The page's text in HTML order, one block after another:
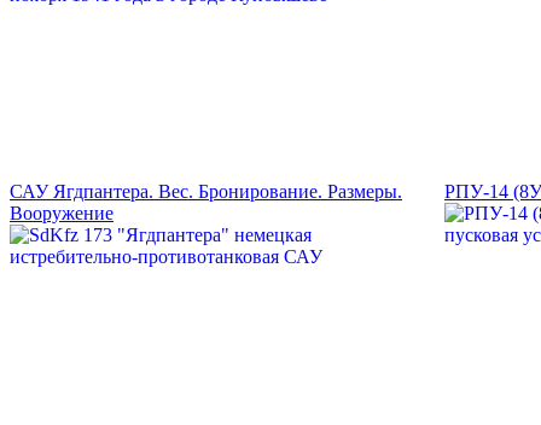
САУ Ягдпантера. Вес. Бронирование. Размеры.
Вооружение
РПУ-14